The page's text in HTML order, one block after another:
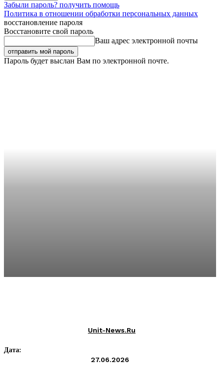
Забыли пароль? получить помощь
Политика в отношении обработки персональных данных
восстановление пароля
Восстановите свой пароль
Ваш адрес электронной почты
Пароль будет выслан Вам по электронной почте.
Unit-News.ru
Дата:
27.06.2026